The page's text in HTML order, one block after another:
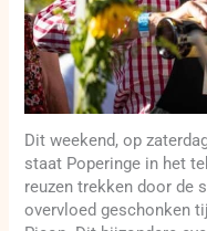
Dit weekend, op
staat Poperinge in het
reuzen trekken door de
overvloed geschonken